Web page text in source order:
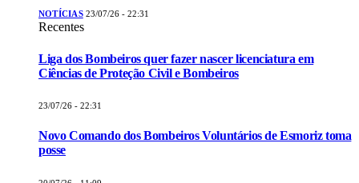
NOTÍCIAS 23/07/26 - 22:31
Recentes
Liga dos Bombeiros quer fazer nascer licenciatura em
Ciências de Proteção Civil e Bombeiros
23/07/26 - 22:31
Novo Comando dos Bombeiros Voluntários de Esmoriz toma
posse